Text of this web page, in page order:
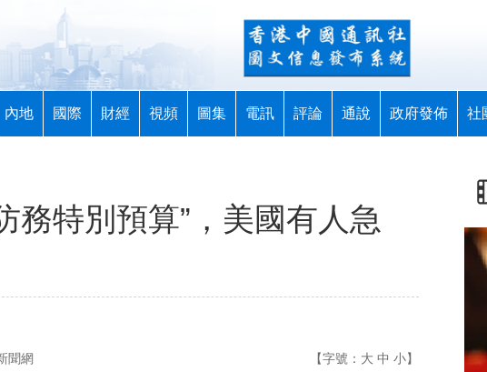
內地 國際 財經 視頻 圖集 電訊 評論 通說 政府發佈 社
務特別預算”，美國有人急
聞網 【字號： 大 中 小】